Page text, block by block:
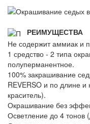
РЕИМУЩЕСТВА
Не содержит аммиак и
1 средство - 2 типа
полуперманентное.
100% закрашивание
REVERSO и по длине
краситель).
Окрашивание без
Осветление до 4 тонов